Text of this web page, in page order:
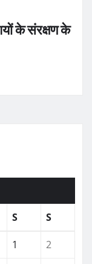
के संरक्षण के
S S
1
2